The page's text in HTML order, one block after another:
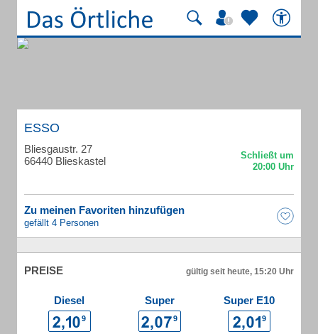
ESSO
Bliesgaustr. 27
66440 Blieskastel
Zu meinen Favoriten hinzufügen
gefällt 4 Personen
PREISE gültig seit heute, 15:20 Uhr
Diesel Super Super E10